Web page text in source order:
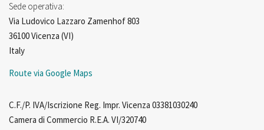
Sede operativa:
Via Ludovico Lazzaro Zamenhof 803
36100 Vicenza (VI)
Italy
Route via Google Maps
C.F./P. IVA/Iscrizione Reg. Impr. Vicenza 03381030240
Camera di Commercio R.E.A. VI/320740